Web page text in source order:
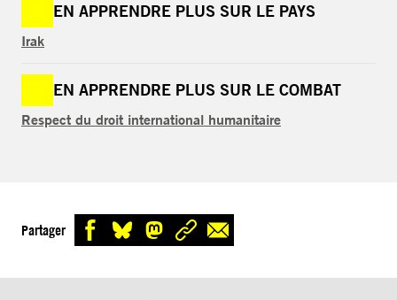
EN APPRENDRE PLUS SUR LE PAYS
Irak
EN APPRENDRE PLUS SUR LE COMBAT
Respect du droit international humanitaire
Partager